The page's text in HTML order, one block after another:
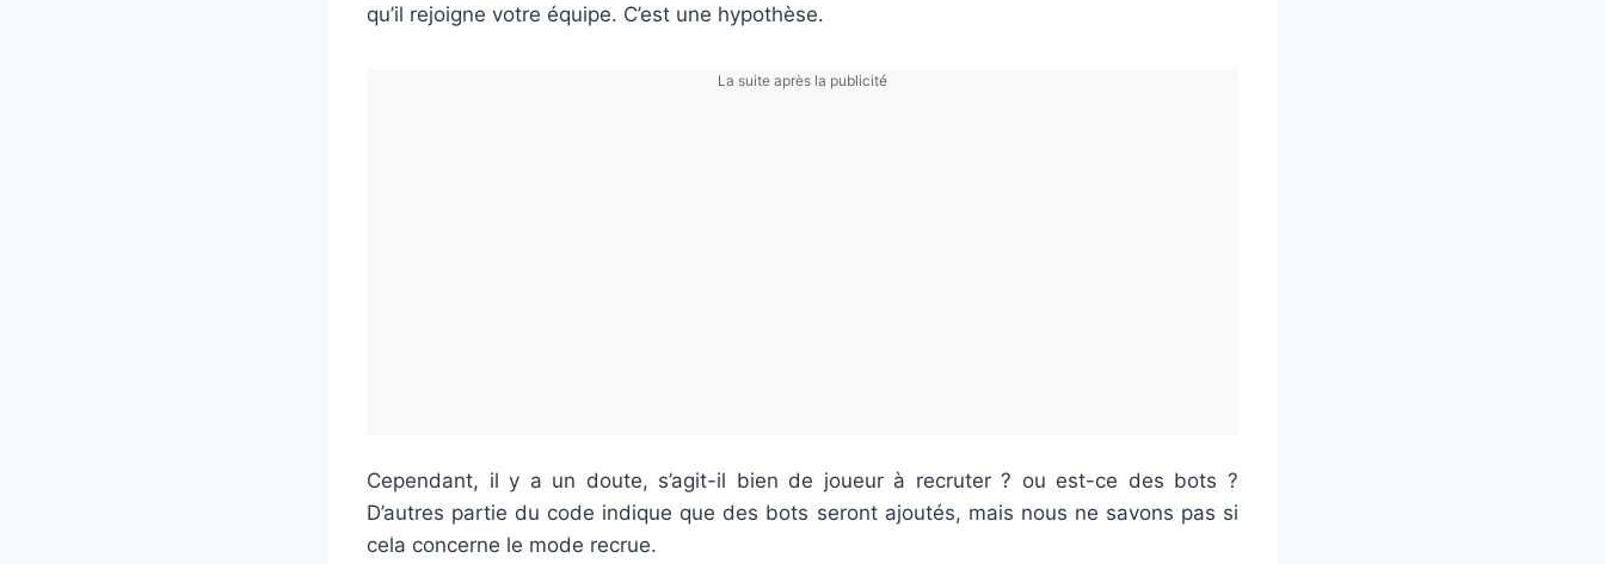
qu’il rejoigne votre équipe. C’est une hypothèse.
La suite après la publicité
Cependant, il y a un doute, s’agit-il bien de joueur à recruter ? ou est-ce des bots ?
D’autres partie du code indique que des bots seront ajoutés, mais nous ne savons pas si
cela concerne le mode recrue.